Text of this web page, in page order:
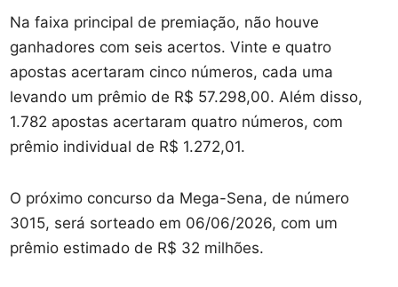
Na faixa principal de premiação, não houve
ganhadores com seis acertos. Vinte e quatro
apostas acertaram cinco números, cada uma
levando um prêmio de R$ 57.298,00. Além disso,
1.782 apostas acertaram quatro números, com
prêmio individual de R$ 1.272,01.
O próximo concurso da Mega-Sena, de número
3015, será sorteado em 06/06/2026, com um
prêmio estimado de R$ 32 milhões.